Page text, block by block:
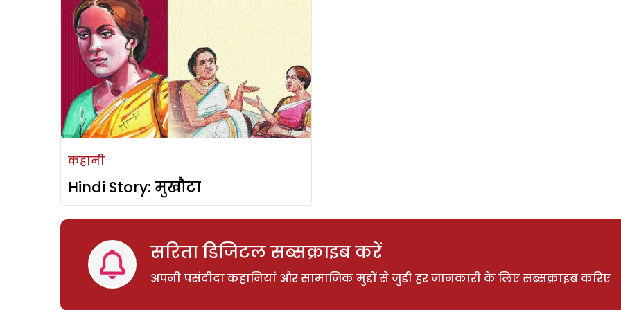
कहानी
Hindi Story: मुखौटा
सरिता डिजिटल सब्सक्राइब करें
अपनी पसंदीदा कहानियां और सामाजिक मुद्दों से जुड़ी हर जानकारी के लिए सब्सक्राइब करिए